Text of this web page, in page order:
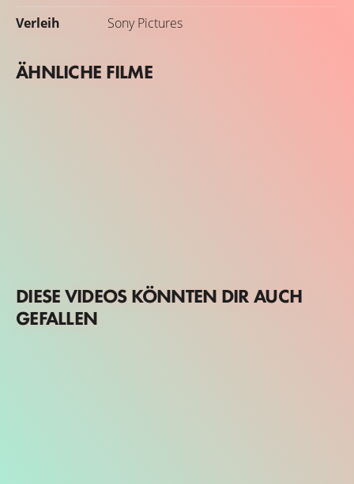
Verleih
Sony Pictures
ÄHNLICHE FILME
DIESE VIDEOS KÖNNTEN DIR AUCH
GEFALLEN